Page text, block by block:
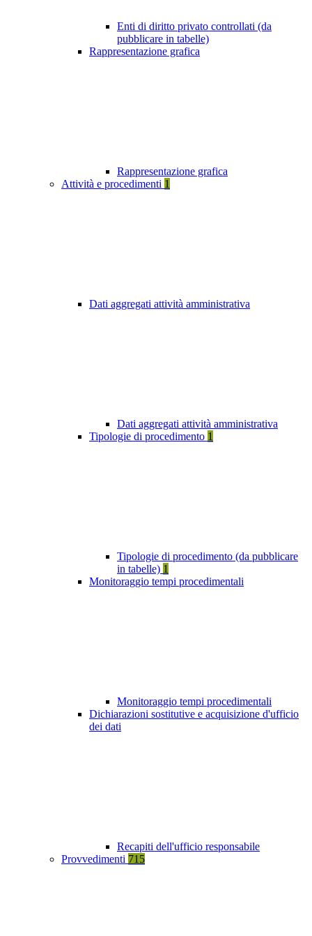
Enti di diritto privato controllati (da
pubblicare in tabelle)
Rappresentazione grafica
Rappresentazione grafica
Attività e procedimenti 1
Dati aggregati attività amministrativa
Dati aggregati attività amministrativa
Tipologie di procedimento 1
Tipologie di procedimento (da pubblicare
in tabelle) 1
Monitoraggio tempi procedimentali
Monitoraggio tempi procedimentali
Dichiarazioni sostitutive e acquisizione d'ufficio
dei dati
Recapiti dell'ufficio responsabile
Provvedimenti 715